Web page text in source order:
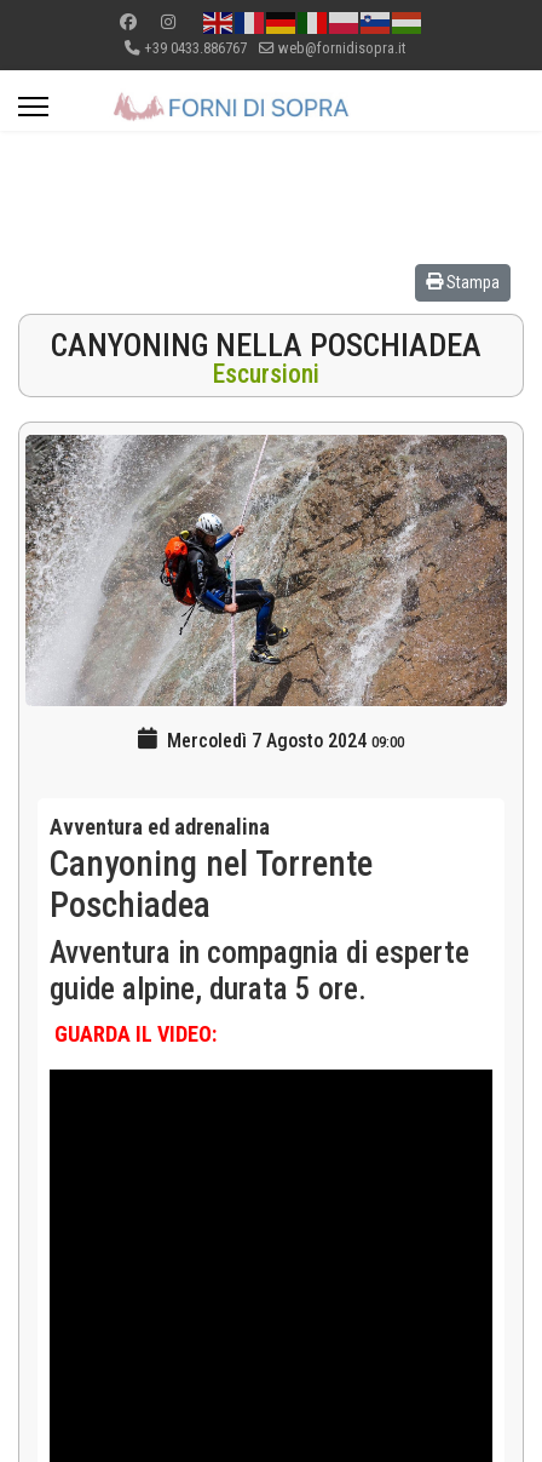
+39 0433.886767 web@fornidisopra.it
Stampa
CANYONING NELLA POSCHIADEA
Escursioni
Mercoledì 7 Agosto 2024 09:00
Avventura ed adrenalina
Canyoning nel Torrente
Poschiadea
Avventura in compagnia di esperte
guide alpine, durata 5 ore.
GUARDA IL VIDEO: